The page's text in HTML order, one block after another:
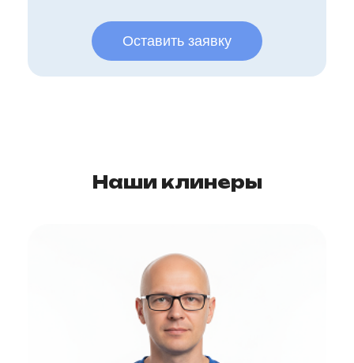
Оставить заявку
Наши клинеры